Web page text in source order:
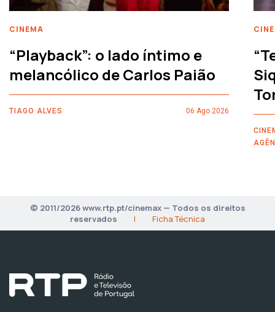
CINEMA
“Playback”: o lado íntimo e
melancólico de Carlos Paião
TIAGO ALVES 06 Ago 2026
© 2011/2026 www.rtp.pt/cinemax — Todos os direitos
reservados
| Ficha Técnica